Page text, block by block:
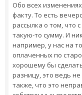
Обо всех
факту. То есть
рассылка о том, что
такую-то сумму. И
например, у нас на
оплаченных по
хорошему бы
разницу, это ведь
также, что это